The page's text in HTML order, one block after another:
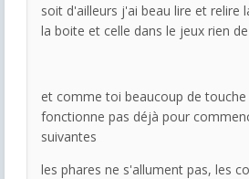
soit d'ailleurs j'ai beau lire et relire
la boite et celle dans le jeux rien
et comme toi beaucoup de touche
fonctionne pas déjà pour
suivantes
les phares ne s'allument pas, les